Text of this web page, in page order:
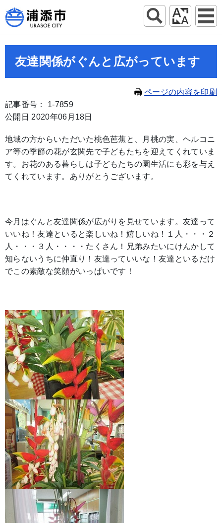
友達関係がぐんと広がっています
ページの内容を印刷
記事番号： 1-7859
公開日 2020年06月18日
地域の方からいただいた桃色芭蕉と、月桃の実、ヘルコニ
ア等の季節の花が玄関先で子どもたちを迎えてくれていま
す。お花のある暮らしは子どもたちの園生活にも彩を与え
てくれています。ありがとうございます。
今月はぐんと友達関係が広がりを見せています。友達って
いいね！友達といると楽しいね！嬉しいね！１人・・・２
人・・・３人・・・・たくさん！兄弟みたいにけんかして
知らないうちに仲直り！友達っていいな！友達といるだけ
でこの素敵な笑顔がいっぱいです！